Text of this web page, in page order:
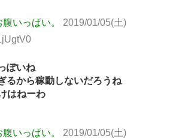
いっぱい。
2019/01/05(土)
ぽいね
るから稼動しないだろうね
はねーわ
いっぱい。
2019/01/05(土)